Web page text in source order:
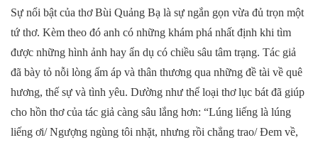
Sự nổi bật của thơ Bùi Quảng Bạ là sự ngắn gọn vừa đủ trọn một
tứ thơ. Kèm theo đó anh có những khám phá nhất định khi tìm
được những hình ảnh hay ẩn dụ có chiều sâu tâm trạng. Tác giả
đã bày tỏ nỗi lòng ấm áp và thân thương qua những đề tài về quê
hương, thế sự và tình yêu. Dường như thể loại thơ lục bát đã giúp
cho hồn thơ của tác giả càng sâu lắng hơn: “Lúng liếng là lúng
liếng ơi/ Ngượng ngùng tôi nhặt, nhưng rồi chẳng trao/ Đem về,